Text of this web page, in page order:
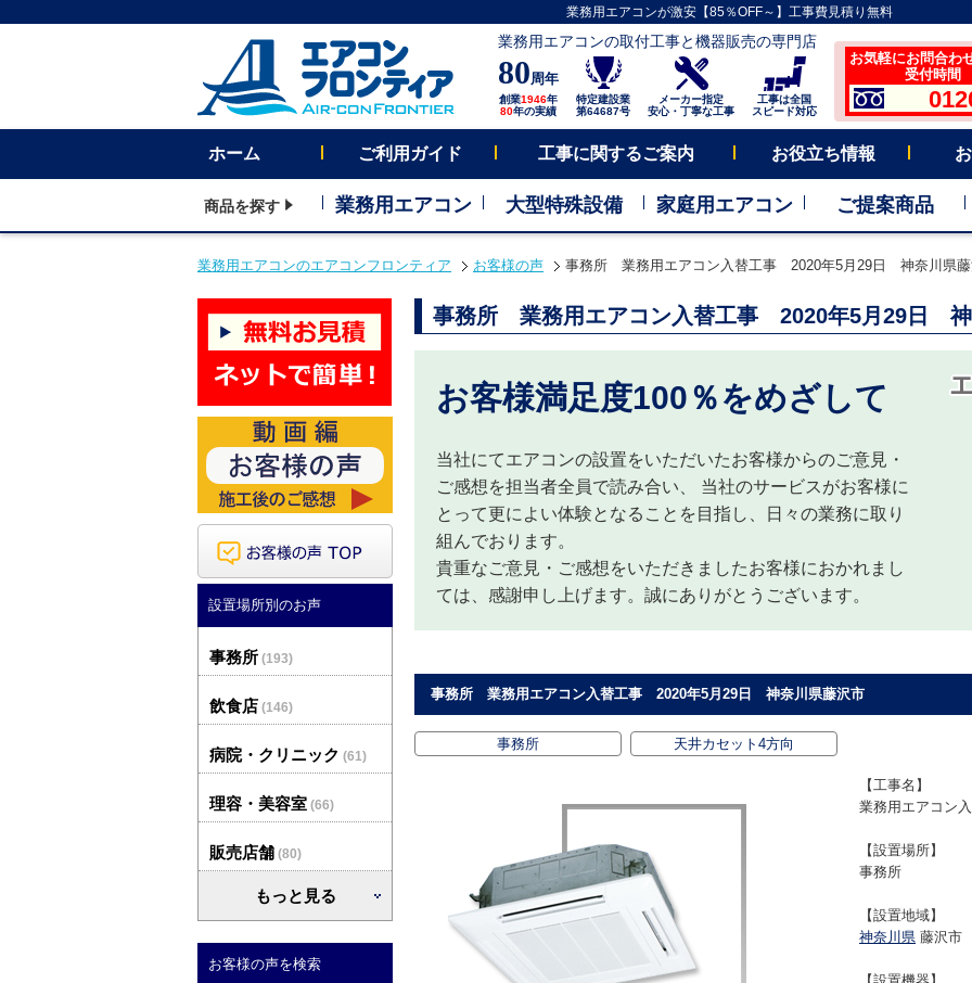
業務用エアコンが激安【85％OFF～】工事費見積り無料
業務用エアコンの取付工事と機器販売の専門店
80周年
創業1946年
80年の実績
特定建設業
第64687号
メーカー指定
安心・丁寧な工事
工事は全国
スピード対応
お気軽にお問合わ
受付時間
ホーム ご利用ガイド 工事に関するご案内 お役立ち情報
商品を探す 業務用エアコン 大型特殊設備 家庭用エアコン ご提案商品
業務用エアコンのエアコンフロンティア お客様の声 事務所 業務用エアコン入替工事 2020年5月29日 神奈川県藤
設置場所別のお声
事務所 (193)
飲食店 (146)
病院・クリニック (61)
理容・美容室 (66)
販売店舗 (80)
もっと見る
お客様の声を検索
事務所 業務用エアコン入替工事 2020年5月29日 神
お客様満足度100％をめざして
当社にてエアコンの設置をいただいたお客様からのご意見・
ご感想を担当者全員で読み合い、 当社のサービスがお客様に
とって更によい体験となることを目指し、日々の業務に取り
組んでおります。
貴重なご意見・ご感想をいただきましたお客様におかれまし
ては、感謝申し上げます。誠にありがとうございます。
事務所 業務用エアコン入替工事 2020年5月29日 神奈川県藤沢市
事務所 天井カセット4方向
【工事名】
業務用エアコン
【設置場所】
事務所
【設置地域】
神奈川県 藤沢市